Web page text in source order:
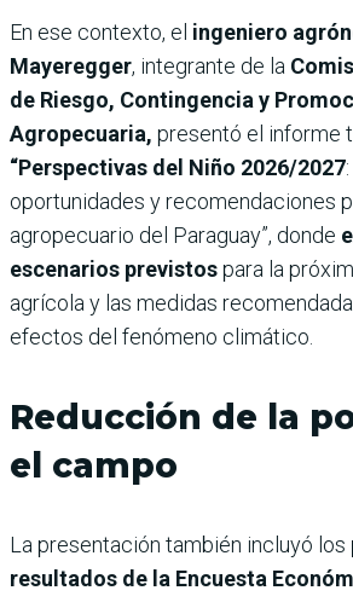
En ese contexto, el ingeniero
Mayeregger, integrante de la
de Riesgo, Contingencia y
Agropecuaria, presentó el informe
“Perspectivas del Niño 2026/2027
oportunidades y recomendaciones
agropecuario del Paraguay”, donde
escenarios previstospara la
agrícola y las medidas
efectos del fenómeno climático.
Reducción de la
el campo
La presentación también incluyó los
resultados de la Encuesta